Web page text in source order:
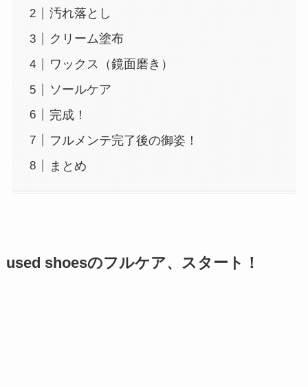
汚れ落とし
クリーム塗布
ワックス（鏡面磨き）
ソールケア
完成！
フルメンテ完了後の御姿！
まとめ
used shoesのフルケア、スタート！